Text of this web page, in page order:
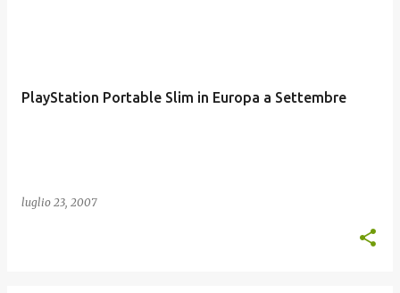
PlayStation Portable Slim in Europa a Settembre
luglio 23, 2007